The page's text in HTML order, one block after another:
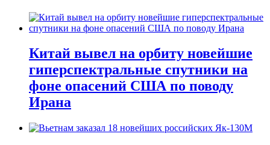
Китай вывел на орбиту новейшие
гиперспектральные спутники на
фоне опасений США по поводу
Ирана